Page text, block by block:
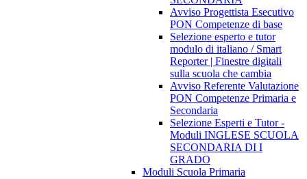
Avviso Progettista Esecutivo
PON Competenze di base
Selezione esperto e tutor
modulo di italiano / Smart
Reporter | Finestre digitali
sulla scuola che cambia
Avviso Referente Valutazione
PON Competenze Primaria e
Secondaria
Selezione Esperti e Tutor -
Moduli INGLESE SCUOLA
SECONDARIA DI I
GRADO
Moduli Scuola Primaria